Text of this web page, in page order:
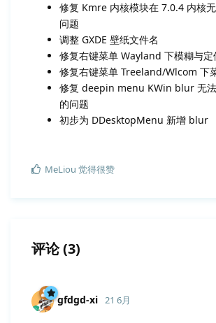
修复 Kmre 内核模块在 7.0.4 内核
问题
调整 GXDE 壁纸文件名
修复右键菜单 Wayland 下模糊与定
修复右键菜单 Treeland/Wlcom 下
修复 deepin menu KWin blur 无
的问题
初步为 DDesktopMenu 新增 blur
MeLiou 觉得很赞
评论(3)
gfdgd-xi 21 6月